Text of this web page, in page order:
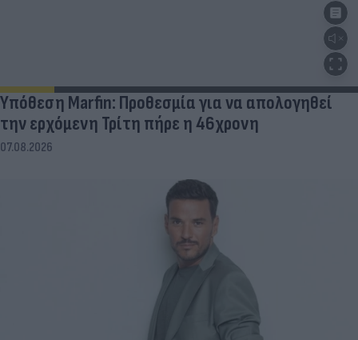
Υπόθεση Marfin: Προθεσμία για να απολογηθεί
την ερχόμενη Τρίτη πήρε η 46χρονη
07.08.2026